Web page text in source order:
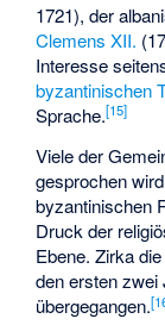
1721), der
Clemens XII.
Interesse
byzantinischen
Sprache.[15]
Viele der
gesprochen
byzantinischen
Druck der
Ebene. Zirka
den ersten zwei
übergegangen.[